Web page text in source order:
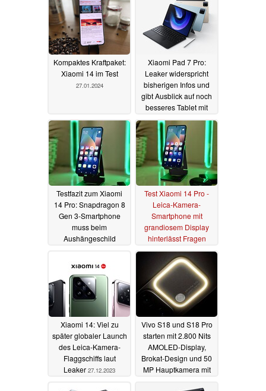
Kompaktes Kraftpaket:
Xiaomi 14 im Test
27.01.2024
Xiaomi Pad 7 Pro:
Leaker widerspricht
bisherigen Infos und
gibt Ausblick auf noch
besseres Tablet mit
aktuellem Flaggschiff-
SoC und OLED
10.01.2024
Testfazit zum Xiaomi
14 Pro: Snapdragon 8
Gen 3-Smartphone
muss beim
Aushängeschild
01.01.2024
Test Xiaomi 14 Pro -
Leica-Kamera-
Smartphone mit
grandiosem Display
hinterlässt Fragen
30.12.2023
Xiaomi 14: Viel zu
später globaler Launch
des Leica-Kamera-
Flaggschiffs laut
Leaker 27.12.2023
Vivo S18 und S18 Pro
starten mit 2.800 Nits
AMOLED-Display,
Brokat-Design und 50
MP Hauptkamera mit